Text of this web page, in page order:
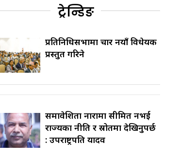
ट्रेन्डिङ
प्रतिनिधिसभामा चार नयाँ विधेयक
प्रस्तुत गरिने
समावेशिता नारामा सीमित नभई
राज्यका नीति र स्रोतमा देखिनुपर्छ
: उपराष्ट्रपति यादव